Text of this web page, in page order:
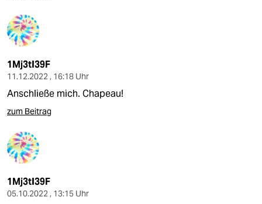
1Mj3tI39F
11.12.2022 , 16:18 Uhr
Anschließe mich. Chapeau!
zum Beitrag
1Mj3tI39F
05.10.2022 , 13:15 Uhr